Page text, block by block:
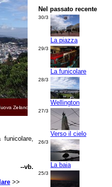
--vb.
>>
Nel passato recente
30/3
La piazza
29/3
La funicolare
28/3
Wellington
27/3
Verso il cielo
26/3
La baia
25/3